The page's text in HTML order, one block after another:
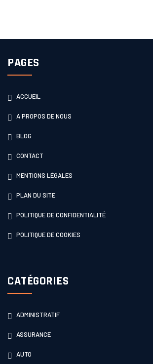
PAGES
ACCUEIL
A PROPOS DE NOUS
BLOG
CONTACT
MENTIONS LÉGALES
PLAN DU SITE
POLITIQUE DE CONFIDENTIALITÉ
POLITIQUE DE COOKIES
CATÉGORIES
ADMINISTRATIF
ASSURANCE
AUTO